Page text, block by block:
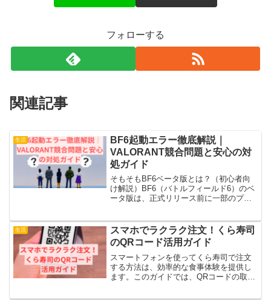
フォローする
関連記事
生活
BF6起動エラー徹底解説｜
VALORANT競合問題と安心の対
処ガイド
そもそもBF6ベータ版とは？（初心者向
け解説）BF6（バトルフィールド6）のベ
ータ版は、正式リリース前に一部のプレ
る反面、どうしても不具合が出やすいの
も特徴です。今回の...
生活
スマホでラクラク注文！くら寿司
のQRコード活用ガイド
スマートフォンを使ってくら寿司で注文
する方法は、効率的な食事体験を提供し
ます。このガイドでは、QRコードの取得